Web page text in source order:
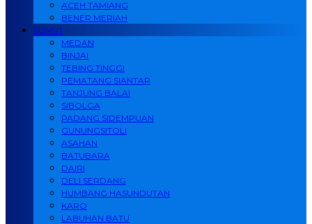
ACEH TAMIANG
BENER MERIAH
SUMUT
MEDAN
BINJAI
TEBING TINGGI
PEMATANG SIANTAR
TANJUNG BALAI
SIBOLGA
PADANG SIDEMPUAN
GUNUNGSITOLI
ASAHAN
BATUBARA
DAIRI
DELI SERDANG
HUMBANG HASUNDUTAN
KARO
LABUHAN BATU